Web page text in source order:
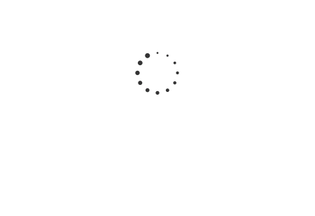
Клей для лодок
ПВХ Texacol МN
150 (100мл)